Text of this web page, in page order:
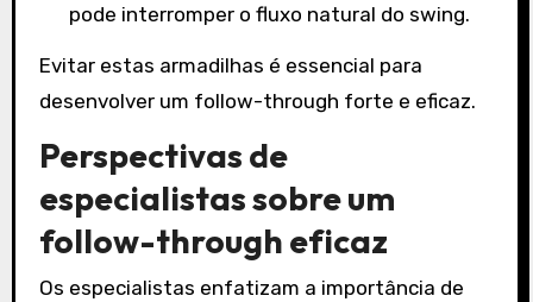
pode interromper o fluxo natural do swing.
Evitar estas armadilhas é essencial para
desenvolver um follow-through forte e eficaz.
Perspectivas de
especialistas sobre um
follow-through eficaz
Os especialistas enfatizam a importância de